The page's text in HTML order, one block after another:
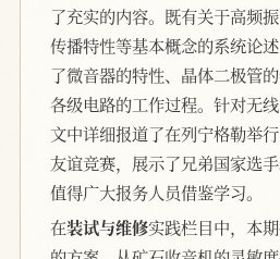
了充实的内容。既有关于高频
传播特性等基本概念的系统论
了微音器的特性、晶体二极管
各级电路的工作过程。针对无线
文中详细报道了在列宁格勒举
友谊竞赛，展示了兄弟国家选手
值得广大报务人员借鉴学习。
在装试与维修实践栏目中，本